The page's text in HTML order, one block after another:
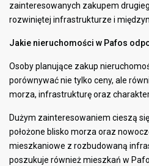
zainteresowanych zakupem
rozwiniętej infrastrukturze i
Jakie nieruchomości w Pafos
Osoby planujące zakup
porównywać nie tylko ceny, ale
morza, infrastrukturę oraz
Dużym zainteresowaniem cieszą
położone blisko morza oraz
mieszkaniowe z rozbudowaną
poszukuje również mieszkań w